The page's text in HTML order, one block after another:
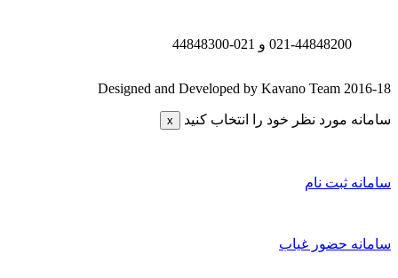
021-44848200 و 021-44848300
Designed and Developed by Kavano Team
مورد نظر خود را انتخاب کنید x
ثبت نام
حضور غیاب